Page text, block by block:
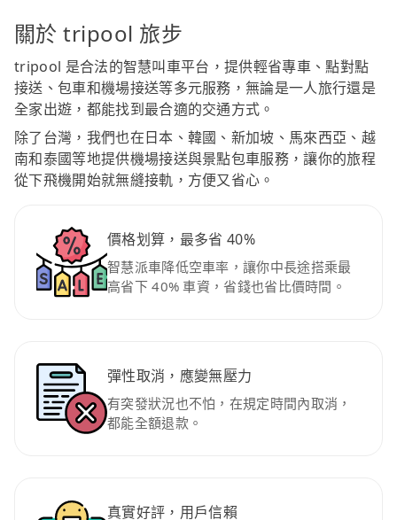
關於 tripool 旅步
tripool 是合法的智慧叫車平台，提供輕省專車、點對點
接送、包車和機場接送等多元服務，無論是一人旅行還是
全家出遊，都能找到最合適的交通方式。
除了台灣，我們也在日本、韓國、新加坡、馬來西亞、越
南和泰國等地提供機場接送與景點包車服務，讓你的旅程
從下飛機開始就無縫接軌，方便又省心。
價格划算，最多省 40%
智慧派車降低空車率，讓你中長途搭乘最
高省下 40% 車資，省錢也省比價時間。
彈性取消，應變無壓力
有突發狀況也不怕，在規定時間內取消，
都能全額退款。
真實好評，用戶信賴